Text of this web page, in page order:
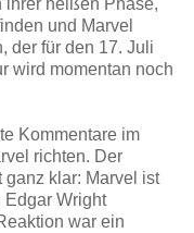
ihrer heißen Phase,
und Marvel
der für den 17. Juli
wird momentan noch
Kommentare im
richten. Der
ganz klar: Marvel ist
Edgar Wright
war ein